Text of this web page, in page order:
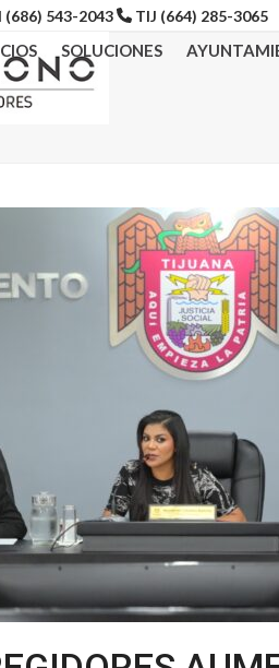
(686) 543-2043 TIJ (664) 285-3065
SOLUCIONES